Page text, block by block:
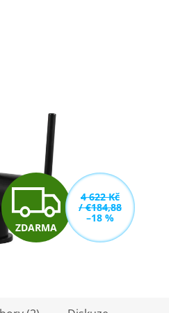
Z
D
A
ZDARMA
4 622 Kč
/ €184,88
–18 %